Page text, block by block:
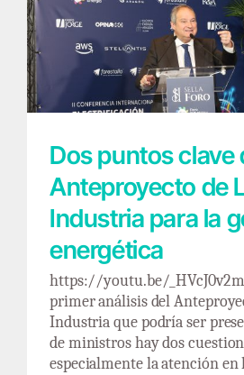
Dos puntos clave del
Industria para la
Dos puntos clave
Anteproyecto de
Industria para la
energética
https://youtu.be/
primer análisis del
Industria que podría ser
de ministros hay dos
especialmente la atención en